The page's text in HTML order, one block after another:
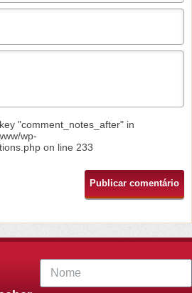
"comment_notes_after" in
wp-
on line 233